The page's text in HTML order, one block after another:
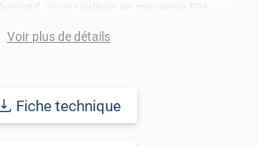
vous réalisez en moyenne 50%
saleté, à l’abrasion, aux UV et à l’usure.
cet adhésif masque également les petites
Voir plus de détails
Fiche technique